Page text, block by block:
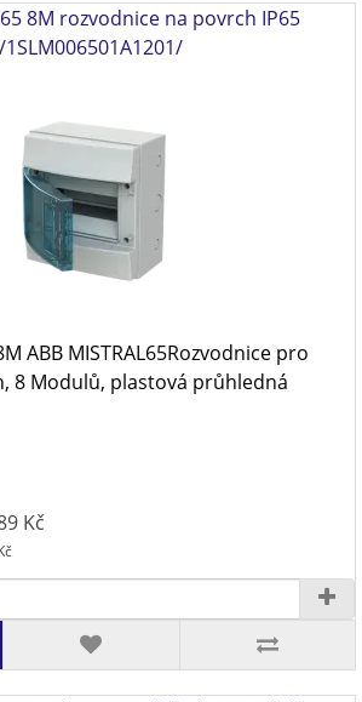
8M rozvodnice na povrch IP65
/1SLM006501A1201/
ABB MISTRAL65Rozvodnice pro
8 Modulů, plastová průhledná
Kč